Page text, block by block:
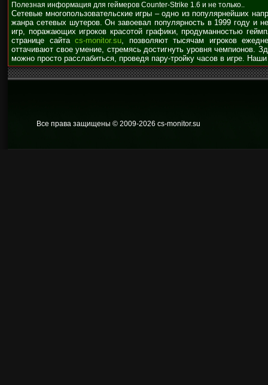
Полезная информация для геймеров Counter-Strike 1.6 и не только..
Сетевые многопользовательские игры – одно из популярнейших
жанра сетевых шутеров. Он завоевал популярность в 1999 году и
игр, поражающих игроков красотой графики, продуманностью
странице сайта cs-monitor.su, позволяют тысячам игроков
оттачивают свое умение, стремясь достигнуть уровня чемпионов.
можно просто расслабиться, проведя пару-тройку часов в игре.
Все права защищены © 2009-2026 cs-monitor.su